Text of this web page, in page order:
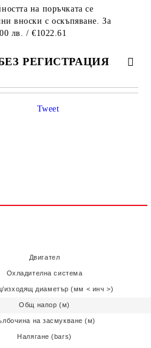
на поръчката се
вноски с оскъпяване. За
лв. / €1022.61
РЕГИСТРАЦИЯ
4 ПОЛЕТА
Tweet
Двигател
Охладителна система
изходящ диаметър (мм < инч >)
Общ напор (м)
на засмукване (м)
Налягане (bars)